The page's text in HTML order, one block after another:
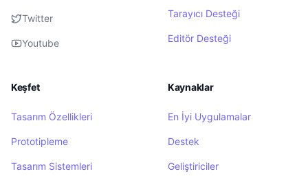
Twitter
Youtube
Tarayıcı Desteği
Editör Desteği
Keşfet
Tasarım Özellikleri
Prototipleme
Tasarım Sistemleri
Kaynaklar
En İyi Uygulamalar
Destek
Geliştiriciler